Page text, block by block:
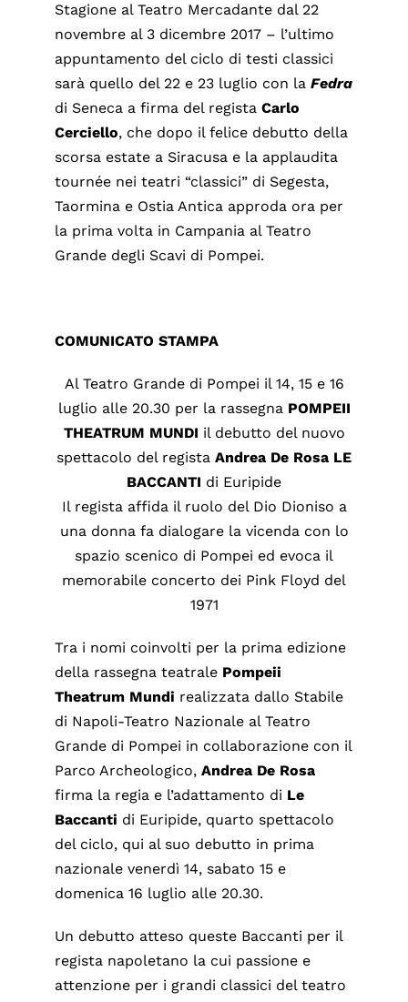
Stagione al Teatro Mercadante dal 22
novembre al 3 dicembre 2017 – l’ultimo
appuntamento del ciclo di testi classici
sarà quello del 22 e 23 luglio con la Fedra
di Seneca a firma del regista Carlo
Cerciello, che dopo il felice debutto della
scorsa estate a Siracusa e la applaudita
tournée nei teatri “classici” di Segesta,
Taormina e Ostia Antica approda ora per
la prima volta in Campania al Teatro
Grande degli Scavi di Pompei.
COMUNICATO STAMPA
Al Teatro Grande di Pompei il 14, 15 e 16
luglio alle 20.30 per la rassegna POMPEII
THEATRUM MUNDI il debutto del nuovo
spettacolo del regista Andrea De Rosa LE
BACCANTI di Euripide
Il regista affida il ruolo del Dio Dioniso a
una donna fa dialogare la vicenda con lo
spazio scenico di Pompei ed evoca il
memorabile concerto dei Pink Floyd del
1971
Tra i nomi coinvolti per la prima edizione
della rassegna teatrale Pompeii
Theatrum Mundi realizzata dallo Stabile
di Napoli-Teatro Nazionale al Teatro
Grande di Pompei in collaborazione con il
Parco Archeologico, Andrea De Rosa
firma la regia e l’adattamento di Le
Baccanti di Euripide, quarto spettacolo
del ciclo, qui al suo debutto in prima
nazionale venerdì 14, sabato 15 e
domenica 16 luglio alle 20.30.
Un debutto atteso queste Baccanti per il
regista napoletano la cui passione e
attenzione per i grandi classici del teatro